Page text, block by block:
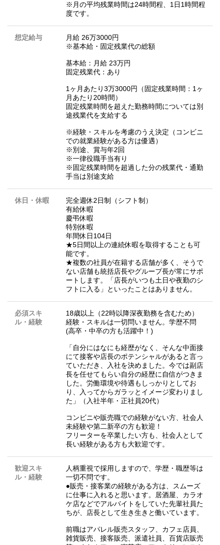
※月の平均残業時間は24時間程、1日1時間程
度です。
想定給与
月給 26万3000円
※基本給・固定残業代の総額
基本給：月給 23万円
固定残業代：あり
1ヶ月あたり3万3000円（固定残業時間：1ヶ
月あたり20時間）
固定残業時間を超えた勤務時間については別
途残業代を支給する
※経験・スキルを考慮のうえ決定（コンビニ
での就業経験がある方は優遇）
※別途、賞与年2回
※一律役職手当有り
※固定残業時間を超過した分の残業代・通勤
手当は別途支給
休日・休暇
完全週休2日制（シフト制）
有給休暇
慶弔休暇
特別休暇
年間休日104日
★5日間以上の連続休暇を取得することも可
能です。
★複数の社員が在籍する店舗が多く、そうで
ない店舗も統括店長やグループ長が常にサポ
ートします。「店長がいつも土日や夜勤のシ
フトに入る」といったことはありません。
必須スキ
ル・経験
18歳以上（22時以降深夜勤務を含むため）
経験・スキルは一切問いません。学歴不問
(高卒・中卒の方も活躍中！)
「自分にはなにも経歴がなく、そんな中面接
にて接客や店長のポテンシャルがあると言っ
ていただき、入社を決めました。今では副店
長を任せてもらい自分の経歴に自信がつきま
した。労働環境や待遇もしっかりとしてお
り、入ってからガラッとイメージ変わりまし
た」（入社半年・正社員20代）
コンビニや販売職での経験がない方、社会人
未経験や第二新卒の方も歓迎！
フリーターを卒業したい方も、社会人として
長い経験がある方も大歓迎です。
歓迎スキ
ル・経験
人柄重視で採用しますので、学歴・職歴等は
一切不問です。
●販売・接客業の経験がある方は、スムーズ
に仕事に入れると思います。居酒屋、カラオ
ケ店などでアルバイトをしていた先輩社員た
ちが、店長として生き生きと働いています。
前職はアパレル販売スタッフ、カフェ店員、
雑貨販売、接客販売、派遣社員、百貨店販売